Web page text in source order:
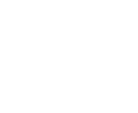
partidos del